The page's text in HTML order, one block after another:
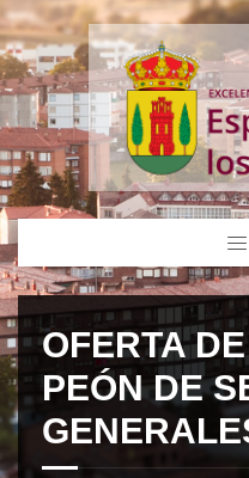
OFERTA
PEÓN DE